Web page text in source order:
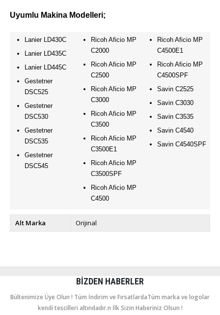
Uyumlu Makina Modelleri;
Lanier LD430C
Lanier LD435C
Lanier LD445C
Gestetner
DSC525
Gestetner
DSC530
Gestetner
DSC535
Gestetner
DSC545
Ricoh Aficio MP
C2000
Ricoh Aficio MP
C2500
Ricoh Aficio MP
C3000
Ricoh Aficio MP
C3500
Ricoh Aficio MP
C3500E1
Ricoh Aficio MP
C3500SPF
Ricoh Aficio MP
C4500
Ricoh Aficio MP
C4500E1
Ricoh Aficio MP
C4500SPF
Savin C2525
Savin C3030
Savin C3535
Savin C4540
Savin C4540SPF
Alt Marka Orijinal
BIZDEN HABERLER
Bültenimize Üye Olun ! Tüm İndirim ve FırsatlardaTüm marka ve logolar
kendi tescilleri altındadır.n İlk Sizin Haberiniz Olsun !